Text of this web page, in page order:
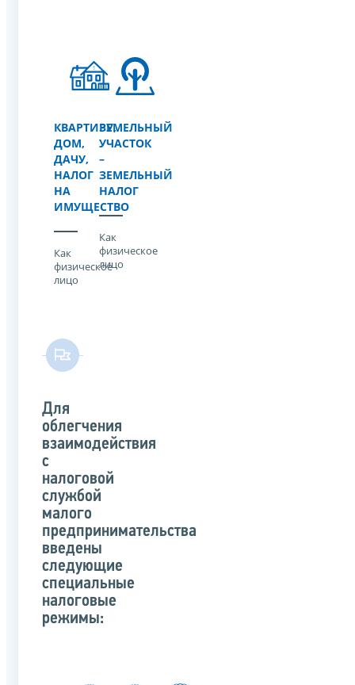
КВАРТИРУ,
ДОМ,
ДАЧУ,
НАЛОГ
НА
ИМУЩЕСТВО
Как
физическое
лицо
ЗЕМЕЛЬНЫЙ
УЧАСТОК
–
ЗЕМЕЛЬНЫЙ
НАЛОГ
Как
физическое
лицо
Для
облегчения
взаимодействия
с
налоговой
службой
малого
предпринимательства
введены
следующие
специальные
налоговые
режимы: